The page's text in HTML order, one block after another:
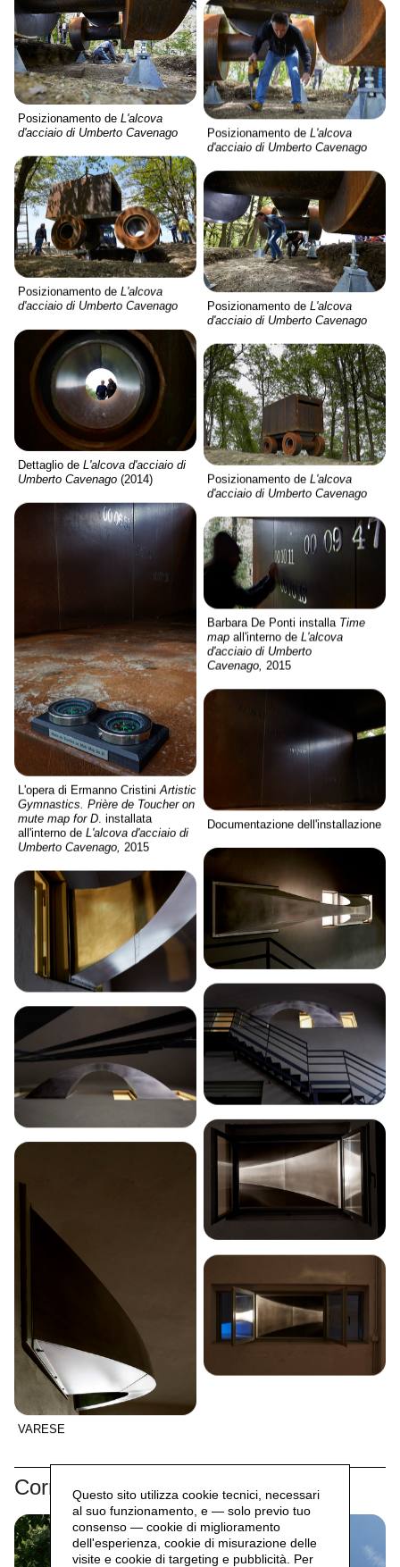
Posizionamento de L'alcova
d'acciaio di Umberto Cavenago
Posizionamento de L'alcova
d'acciaio di Umberto Cavenago
Posizionamento de L'alcova
d'acciaio di Umberto Cavenago
Posizionamento de L'alcova
d'acciaio di Umberto Cavenago
Dettaglio de L'alcova d'acciaio di
Umberto Cavenago (2014) Posizionamento de L'alcova
d'acciaio di Umberto Cavenago
L'opera di Ermanno CristiniArtistic
Gymnastics. Prière de Toucher on
mute map for D. installata
all'interno de L'alcova d'acciaio di
Umberto Cavenago, 2015
Barbara De Ponti installa Time
map all'interno de L'alcova
d'acciaio di Umberto
Cavenago, 2015
Documentazione dell'installazione
VARESE
CorrelatiQuesto sito utilizza cookie tecnici, necessari
al suo funzionamento, e — solo previo tuo
consenso — cookie di miglioramento
dell'esperienza, cookie di misurazione delle
visite e cookie di targeting e pubblicità. Per